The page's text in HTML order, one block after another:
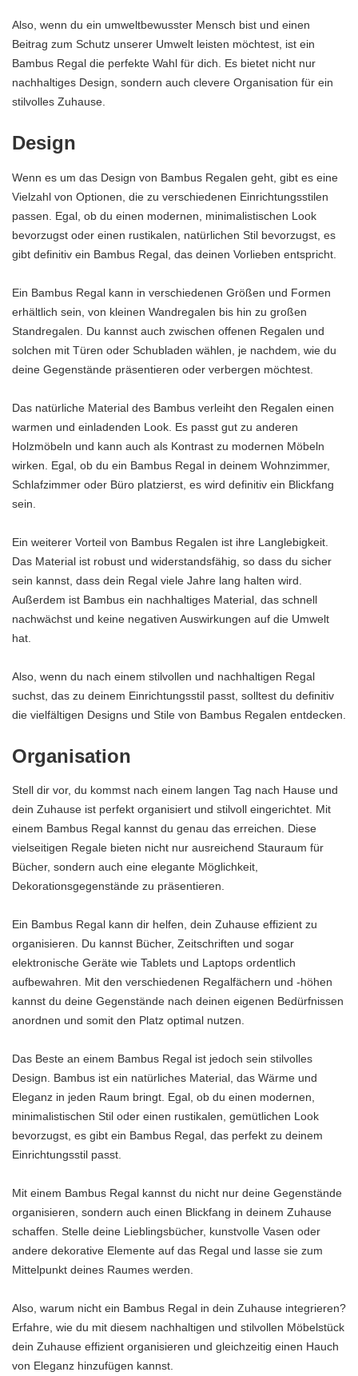
Also, wenn du ein umweltbewusster Mensch bist und einen
Beitrag zum Schutz unserer Umwelt leisten möchtest, ist ein
Bambus Regal die perfekte Wahl für dich. Es bietet nicht nur
nachhaltiges Design, sondern auch clevere Organisation für ein
stilvolles Zuhause.
Design
Wenn es um das Design von Bambus Regalen geht, gibt es eine
Vielzahl von Optionen, die zu verschiedenen Einrichtungsstilen
passen. Egal, ob du einen modernen, minimalistischen Look
bevorzugst oder einen rustikalen, natürlichen Stil bevorzugst, es
gibt definitiv ein Bambus Regal, das deinen Vorlieben entspricht.
Ein Bambus Regal kann in verschiedenen Größen und Formen
erhältlich sein, von kleinen Wandregalen bis hin zu großen
Standregalen. Du kannst auch zwischen offenen Regalen und
solchen mit Türen oder Schubladen wählen, je nachdem, wie du
deine Gegenstände präsentieren oder verbergen möchtest.
Das natürliche Material des Bambus verleiht den Regalen einen
warmen und einladenden Look. Es passt gut zu anderen
Holzmöbeln und kann auch als Kontrast zu modernen Möbeln
wirken. Egal, ob du ein Bambus Regal in deinem Wohnzimmer,
Schlafzimmer oder Büro platzierst, es wird definitiv ein Blickfang
sein.
Ein weiterer Vorteil von Bambus Regalen ist ihre Langlebigkeit.
Das Material ist robust und widerstandsfähig, so dass du sicher
sein kannst, dass dein Regal viele Jahre lang halten wird.
Außerdem ist Bambus ein nachhaltiges Material, das schnell
nachwächst und keine negativen Auswirkungen auf die Umwelt
hat.
Also, wenn du nach einem stilvollen und nachhaltigen Regal
suchst, das zu deinem Einrichtungsstil passt, solltest du definitiv
die vielfältigen Designs und Stile von Bambus Regalen entdecken.
Organisation
Stell dir vor, du kommst nach einem langen Tag nach Hause und
dein Zuhause ist perfekt organisiert und stilvoll eingerichtet. Mit
einem Bambus Regal kannst du genau das erreichen. Diese
vielseitigen Regale bieten nicht nur ausreichend Stauraum für
Bücher, sondern auch eine elegante Möglichkeit,
Dekorationsgegenstände zu präsentieren.
Ein Bambus Regal kann dir helfen, dein Zuhause effizient zu
organisieren. Du kannst Bücher, Zeitschriften und sogar
elektronische Geräte wie Tablets und Laptops ordentlich
aufbewahren. Mit den verschiedenen Regalfächern und -höhen
kannst du deine Gegenstände nach deinen eigenen Bedürfnissen
anordnen und somit den Platz optimal nutzen.
Das Beste an einem Bambus Regal ist jedoch sein stilvolles
Design. Bambus ist ein natürliches Material, das Wärme und
Eleganz in jeden Raum bringt. Egal, ob du einen modernen,
minimalistischen Stil oder einen rustikalen, gemütlichen Look
bevorzugst, es gibt ein Bambus Regal, das perfekt zu deinem
Einrichtungsstil passt.
Mit einem Bambus Regal kannst du nicht nur deine Gegenstände
organisieren, sondern auch einen Blickfang in deinem Zuhause
schaffen. Stelle deine Lieblingsbücher, kunstvolle Vasen oder
andere dekorative Elemente auf das Regal und lasse sie zum
Mittelpunkt deines Raumes werden.
Also, warum nicht ein Bambus Regal in dein Zuhause integrieren?
Erfahre, wie du mit diesem nachhaltigen und stilvollen Möbelstück
dein Zuhause effizient organisieren und gleichzeitig einen Hauch
von Eleganz hinzufügen kannst.